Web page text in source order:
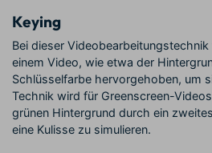
Keying
Bei dieser
einem Video, wie etwa der
Schlüsselfarbe hervorgehoben, um
Technik wird für Greenscreen-
grünen Hintergrund durch ein
eine Kulisse zu simulieren.